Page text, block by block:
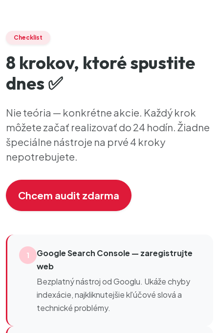
Checklist
8 krokov, ktoré spustite
dnes ✅
Nie teória — konkrétne akcie. Každý krok
môžete začať realizovať do 24 hodín. Žiadne
špeciálne nástroje na prvé 4 kroky
nepotrebujete.
Chcem audit zdarma
1
Google Search Console — zaregistrujte
web
Bezplatný nástroj od Googlu. Ukáže chyby
indexácie, najkliknutejšie kľúčové slová a
technické problémy.